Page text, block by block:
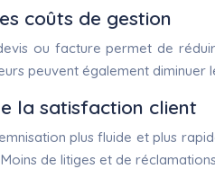
coûts de gestion
ou facture permet de
peuvent également
la satisfaction client
plus fluide et plus
de litiges et de